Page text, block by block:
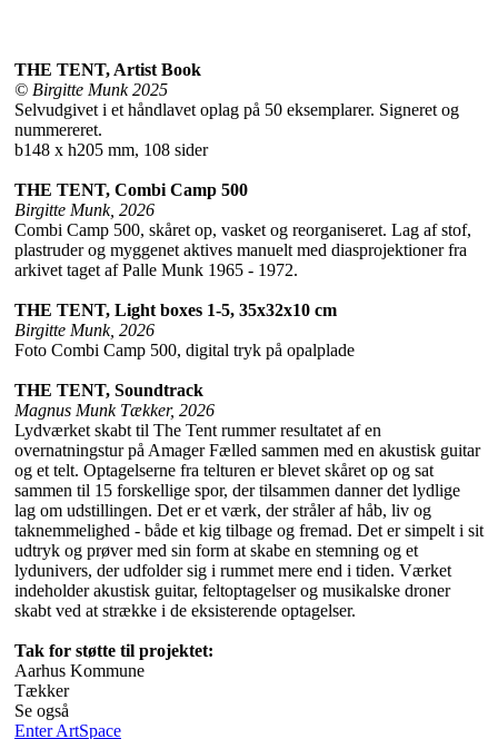
THE TENT, Artist Book
© Birgitte Munk 2025
Selvudgivet i et håndlavet oplag på 50 eksemplarer. Signeret og
nummereret.
b148 x h205 mm, 108 sider
THE TENT, Combi Camp 500
Birgitte Munk, 2026
Combi Camp 500, skåret op, vasket og reorganiseret. Lag af stof,
plastruder og myggenet aktives manuelt med diasprojektioner fra
arkivet taget af Palle Munk 1965 - 1972.
THE TENT, Light boxes 1-5, 35x32x10 cm
Birgitte Munk, 2026
Foto Combi Camp 500, digital tryk på opalplade
THE TENT, Soundtrack
Magnus Munk Tækker, 2026
Lydværket skabt til The Tent rummer resultatet af en
overnatningstur på Amager Fælled sammen med en akustisk guitar
og et telt. Optagelserne fra telturen er blevet skåret op og sat
sammen til 15 forskellige spor, der tilsammen danner det lydlige
lag om udstillingen. Det er et værk, der stråler af håb, liv og
taknemmelighed - både et kig tilbage og fremad. Det er simpelt i sit
udtryk og prøver med sin form at skabe en stemning og et
lydunivers, der udfolder sig i rummet mere end i tiden. Værket
indeholder akustisk guitar, feltoptagelser og musikalske droner
skabt ved at strække i de eksisterende optagelser.
Tak for støtte til projektet:
Aarhus Kommune
Tækker
Se også
Enter ArtSpace